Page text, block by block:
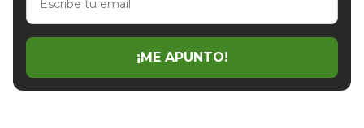
email
¡ME APUNTO!